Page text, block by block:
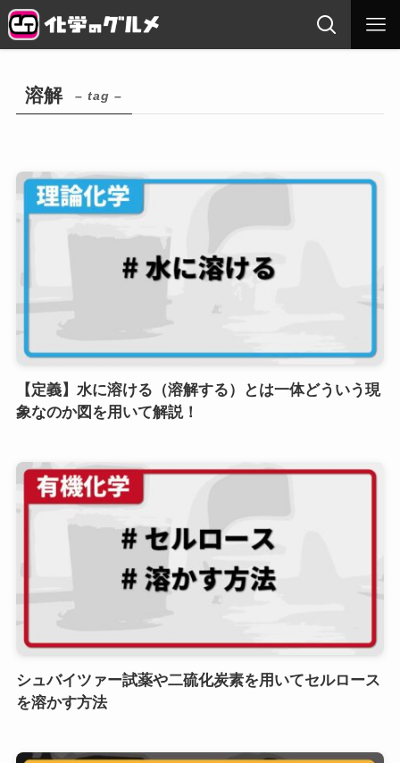
溶解 – tag –
【定義】水に溶ける（溶解する）とは一体どういう現
象なのか図を用いて解説！
シュバイツァー試薬や二硫化炭素を用いてセルロース
を溶かす方法